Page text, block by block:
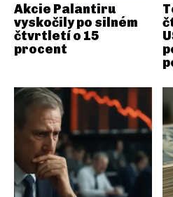
Akcie Palantiru
vyskočily po silném
čtvrtletí o 15
procent